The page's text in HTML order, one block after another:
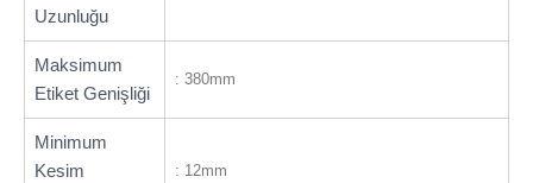
Uzunluğu
Maksimum
Etiket Genişliği
: 380mm
Minimum
Kesim
: 12mm